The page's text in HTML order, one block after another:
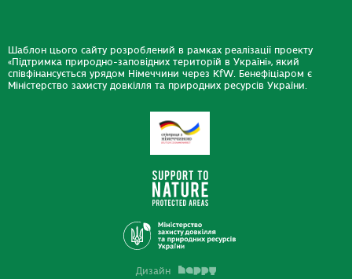
Шаблон цього сайту розроблений в рамках реалізації проекту
«Підтримка природно-заповідних територій в Україні», який
співфінансується урядом Німеччини через KfW. Бенефіціаром є
Міністерство захисту довкілля та природних ресурсів України.
Дизайн